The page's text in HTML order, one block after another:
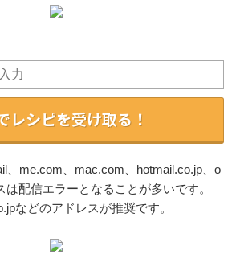
レシピを受け取る！
、me.com、mac.com、hotmail.co.jp、o
配信エラーとなることが多いです。
などのアドレスが推奨です。